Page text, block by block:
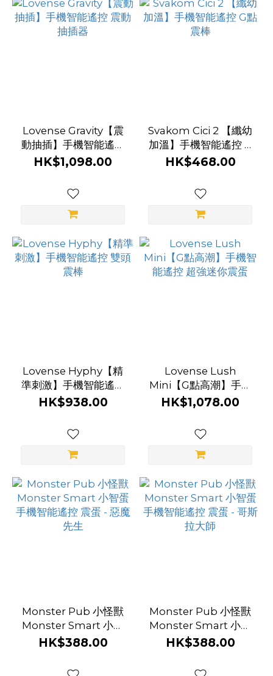
Lovense Gravity【震
動抽插】手機智能遙控
震動抽插器
HK$1,098.00
Svakom Cici 2 【纖幼
加溫】手機智能遙控 G
點震棒
HK$468.00
Lovense Hyphy【精
準刺激】手機智能遙控
雙頭震棒
HK$938.00
Lovense Lush
Mini【G點高潮】手機
智能遙控 超強迷你震蛋
HK$1,078.00
Monster Pub 小怪獸
Monster Smart 小智
蛋 手機智能遙控 震蛋 -
HK$388.00
Monster Pub 小怪獸
Monster Smart 小智
蛋 手機智能遙控 震蛋 -
HK$388.00